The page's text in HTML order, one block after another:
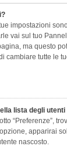
impostazioni
vai sul tuo
ma questo
cambiare tutte le
lista degli utenti
“Preferenze”,
apparirai
nascosto.